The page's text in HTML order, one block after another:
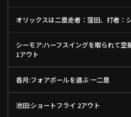
オリックスは二塁走者：窪田、打者：
シーモア:ハーフスイングを取られて空
1アウト
香月:フォアボールを選ぶ 一二塁
池田:ショートフライ 2アウト